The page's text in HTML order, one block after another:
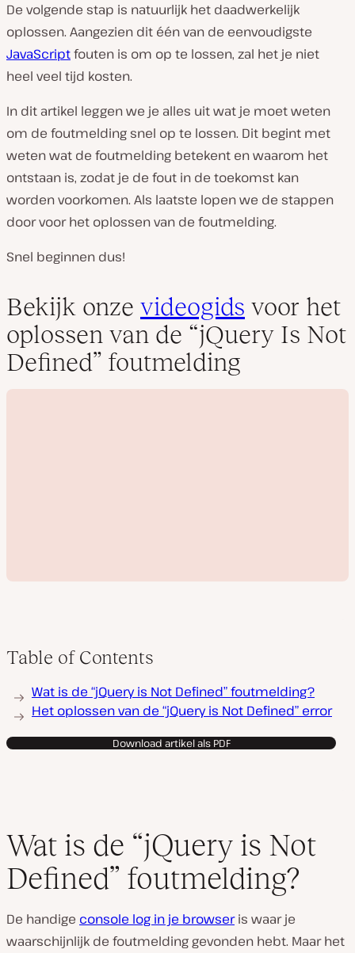
De volgende stap is natuurlijk het daadwerkelijk
oplossen. Aangezien dit één van de eenvoudigste
JavaScriptfouten is om op te lossen, zal het je niet
heel veel tijd kosten.
In dit artikel leggen we je alles uit wat je moet weten
om de foutmelding snel op te lossen. Dit begint met
weten wat de foutmelding betekent en waarom het
ontstaan is, zodat je de fout in de toekomst kan
worden voorkomen. Als laatste lopen we de stappen
door voor het oplossen van de foutmelding.
Snel beginnen dus!
Bekijk onze videogids voor het
oplossen van de “jQuery Is Not
Defined” foutmelding
i
d
e
a
Table of Contents
Wat is de “jQuery is Not Defined” foutmelding?
Het oplossen van de “jQuery is Not Defined” error
Download artikel als PDF
Wat is de “jQuery is Not
Defined” foutmelding?
De handige console log in je browseris waar je
waarschijnlijk de foutmelding gevonden hebt. Maar het